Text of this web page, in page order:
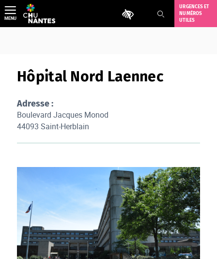
Aller
au
contenu
Outils d'accessibilité
URGENCES ET
NUMÉROS
UTILES
MENU
Hôpital Nord Laennec
Adresse :
Boulevard Jacques Monod
44093 Saint-Herblain